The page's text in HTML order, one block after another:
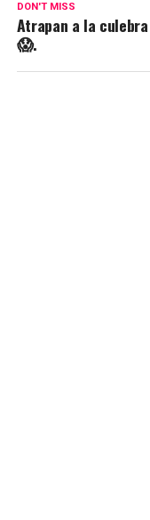
DON'T MISS
Atrapan a la
😱.